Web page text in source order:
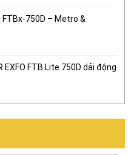
FTBx-750D – Metro &
EXFO FTB Lite 750D dải động